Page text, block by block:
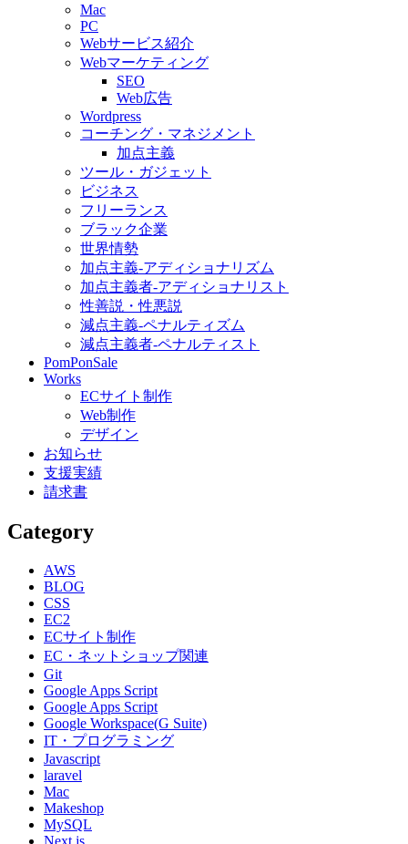
Mac
PC
Webサービス紹介
Webマーケティング
SEO
Web広告
Wordpress
コーチング・マネジメント
加点主義
ツール・ガジェット
ビジネス
フリーランス
ブラック企業
世界情勢
加点主義-アディショナリズム
加点主義者-アディショナリスト
性善説・性悪説
減点主義-ペナルティズム
減点主義者-ペナルティスト
PomPonSale
Works
ECサイト制作
Web制作
デザイン
お知らせ
支援実績
請求書
Category
AWS
BLOG
CSS
EC2
ECサイト制作
EC・ネットショップ関連
Git
Google Apps Script
Google Apps Script
Google Workspace(G Suite)
IT・プログラミング
Javascript
laravel
Mac
Makeshop
MySQL